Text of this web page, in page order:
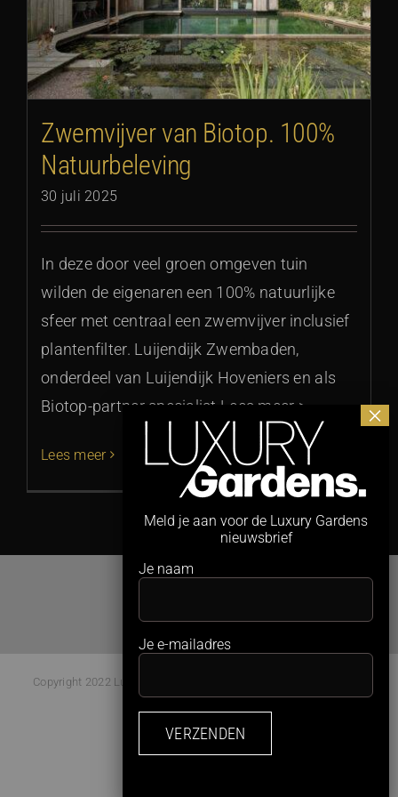
Zwemvijver van Biotop. 100%
Natuurbeleving
30 juli 2025
In deze door veel groen omgeven tuin
wilden de eigenaren een 100% natuurlijke
sfeer met centraal een zwemvijver inclusief
plantenfilter. Luijendijk Zwembaden,
onderdeel van Luijendijk Hoveniers en als
Biotop-partner specialist Lees meer >
Lees meer
Copyright 2022 Luxury Gardens Magazine | All Rights Reserved |
Webdesign:Studio Kaboem!
Facebook
Instagram
Meld je aan voor de Luxury Gardens
nieuwsbrief
Je naam
Je e-mailadres